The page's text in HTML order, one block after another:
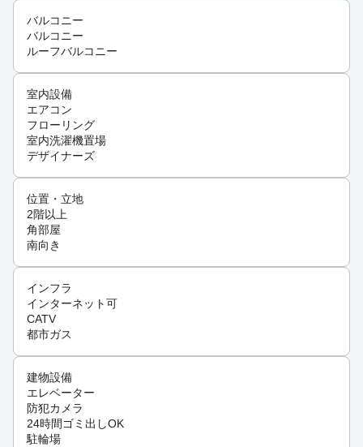
バルコニー
バルコニー
ルーフバルコニー
室内設備
エアコン
フローリング
室内洗濯機置場
デザイナーズ
位置・立地
2階以上
角部屋
南向き
インフラ
インターネット可
CATV
都市ガス
建物設備
エレベーター
防犯カメラ
24時間ゴミ出しOK
駐輪場